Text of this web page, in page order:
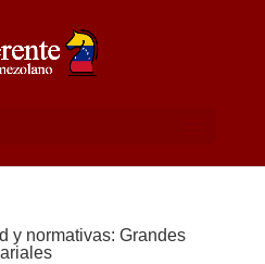
y normativas: Grandes